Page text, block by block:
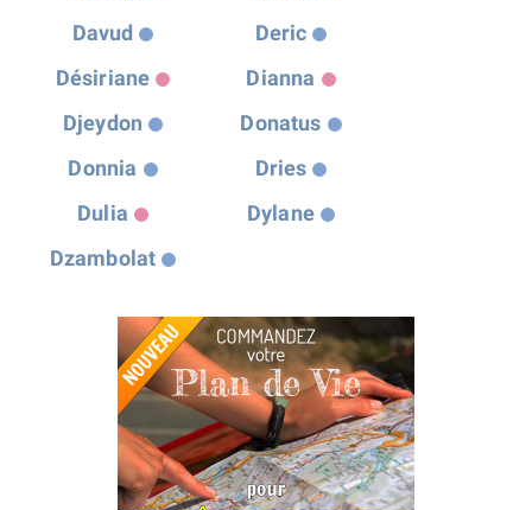
Davud
Deric
Désiriane
Dianna
Djeydon
Donatus
Donnia
Dries
Dulia
Dylane
Dzambolat